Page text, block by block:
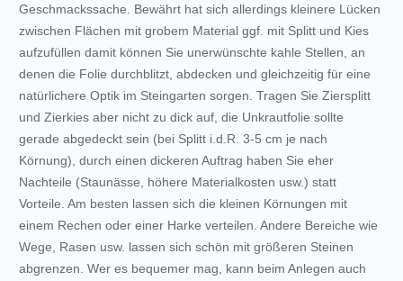
Geschmackssache. Bewährt hat sich allerdings kleinere Lücken
zwischen Flächen mit grobem Material ggf. mit Splitt und Kies
aufzufüllen damit können Sie unerwünschte kahle Stellen, an
denen die Folie durchblitzt, abdecken und gleichzeitig für eine
natürlichere Optik im Steingarten sorgen. Tragen Sie Ziersplitt
und Zierkies aber nicht zu dick auf, die Unkrautfolie sollte
gerade abgedeckt sein (bei Splitt i.d.R. 3-5 cm je nach
Körnung), durch einen dickeren Auftrag haben Sie eher
Nachteile (Staunässe, höhere Materialkosten usw.) statt
Vorteile. Am besten lassen sich die kleinen Körnungen mit
einem Rechen oder einer Harke verteilen. Andere Bereiche wie
Wege, Rasen usw. lassen sich schön mit größeren Steinen
abgrenzen. Wer es bequemer mag, kann beim Anlegen auch